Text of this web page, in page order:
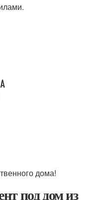
дома!
под дом из